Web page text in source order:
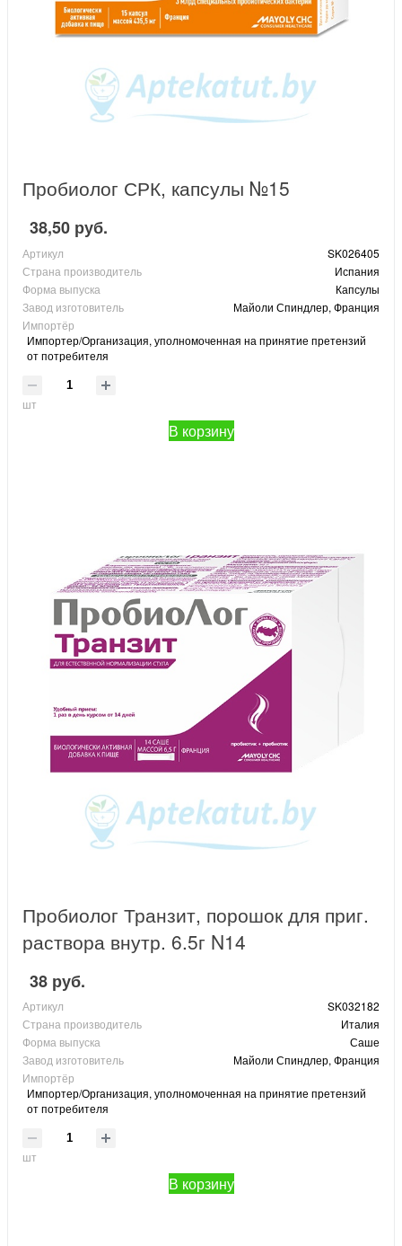
Пробиолог СРК, капсулы №15
38,50 руб.
Артикул
SK026405
Страна производитель
Испания
Форма выпуска
Капсулы
Завод изготовитель
Майоли Спиндлер, Франция
Импортёр
Импортер/Организация, уполномоченная на принятие претензий
от потребителя
шт
В корзину
Пробиолог Транзит, порошок для приг.
раствора внутр. 6.5г N14
38 руб.
Артикул
SK032182
Страна производитель
Италия
Форма выпуска
Саше
Завод изготовитель
Майоли Спиндлер, Франция
Импортёр
Импортер/Организация, уполномоченная на принятие претензий
от потребителя
шт
В корзину